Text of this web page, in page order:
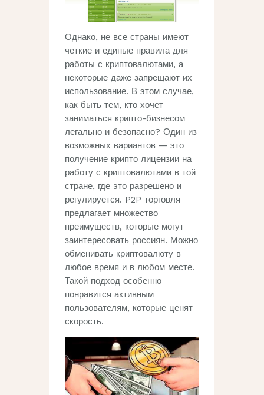
Однако, не все страны имеют
четкие и единые правила для
работы с криптовалютами, а
некоторые даже запрещают их
использование. В этом случае,
как быть тем, кто хочет
заниматься крипто-бизнесом
легально и безопасно? Один из
возможных вариантов — это
получение крипто лицензии на
работу с криптовалютами в той
стране, где это разрешено и
регулируется. P2P торговля
предлагает множество
преимуществ, которые могут
заинтересовать россиян. Можно
обменивать криптовалюту в
любое время и в любом месте.
Такой подход особенно
понравится активным
пользователям, которые ценят
скорость.